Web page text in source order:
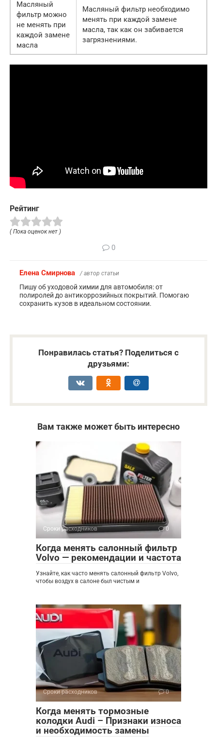
Масляный
фильтр можно
не менять при
каждой замене
масла
Масляный фильтр необходимо
менять при каждой замене
масла, так как он забивается
загрязнениями.
Рейтинг
( Пока оценок нет )
0
Елена Смирнова / автор статьи
Пишу об уходовой химии для автомобиля: от
полиролей до антикоррозийных покрытий. Помогаю
сохранить кузов в идеальном состоянии.
Понравилась статья? Поделиться с
друзьями:
Вам также может быть интересно
Сроки расходников 0
Когда менять салонный фильтр
Volvo — рекомендации и частота
Узнайте, как часто менять салонный фильтр Volvo,
чтобы воздух в салоне был чистым и
Сроки расходников 0
Когда менять тормозные
колодки Audi – Признаки износа
и необходимость замены